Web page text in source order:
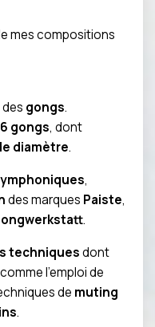
mes compositions
gongs.
gongs, dont
diamètre.
,
des marques Paiste,
.
techniquesdont
l’emploi de
de muting
.